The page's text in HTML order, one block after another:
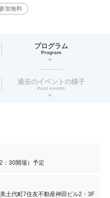
加無料
プログラム
Program
過去のイベントの様子
Past events
：30開場）予定
土代町7住友不動産神田ビル2・3F